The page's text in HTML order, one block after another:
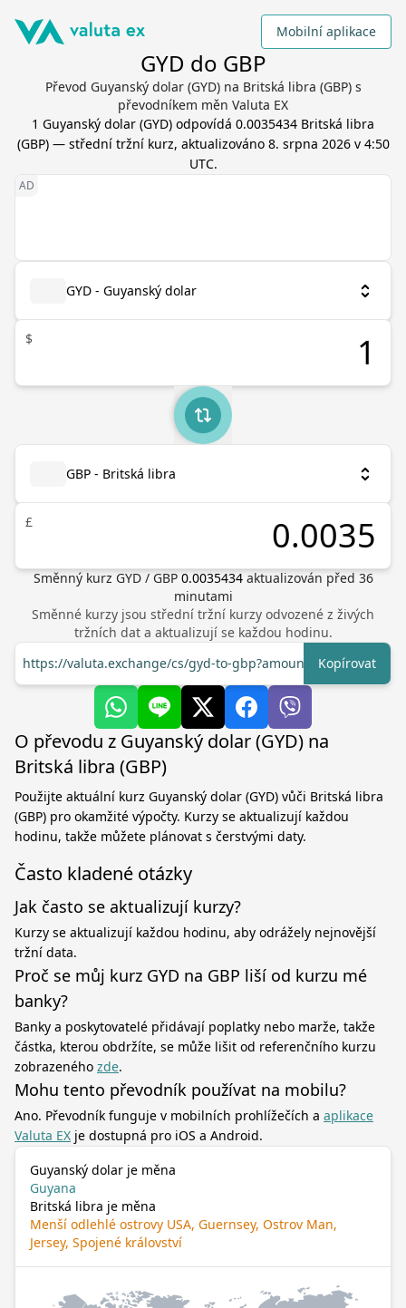
Mobilní aplikace
GYD do GBP
Převod Guyanský dolar (GYD) na Britská libra (GBP) s
převodníkem měn Valuta EX
1 Guyanský dolar (GYD) odpovídá 0.0035434 Britská libra
(GBP) — střední tržní kurz, aktualizováno 8. srpna 2026 v 4:50
UTC.
GYD - Guyanský dolar
$
GBP - Britská libra
£
Směnný kurz GYD/ GBP 0.0035434 aktualizován před 36
minutami
Směnné kurzy jsou střední tržní kurzy odvozené z živých
tržních dat a aktualizují se každou hodinu.
https://valuta.exchange/cs/gyd-to-gbp?amount=1Kopírovat
O převodu z Guyanský dolar (GYD) na
Britská libra (GBP)
Použijte aktuální kurz Guyanský dolar (GYD) vůči Britská libra
(GBP) pro okamžité výpočty. Kurzy se aktualizují každou
hodinu, takže můžete plánovat s čerstvými daty.
Často kladené otázky
Jak často se aktualizují kurzy?
Kurzy se aktualizují každou hodinu, aby odrážely nejnovější
tržní data.
Proč se můj kurz GYD na GBP liší od kurzu mé
banky?
Banky a poskytovatelé přidávají poplatky nebo marže, takže
částka, kterou obdržíte, se může lišit od referenčního kurzu
zobrazeného zde.
Mohu tento převodník používat na mobilu?
Ano. Převodník funguje v mobilních prohlížečích a aplikace
Valuta EX je dostupná pro iOS a Android.
Guyanský dolar je měna
Guyana
Britská libra je měna
Menší odlehlé ostrovy USA, Guernsey, Ostrov Man,
Jersey, Spojené království